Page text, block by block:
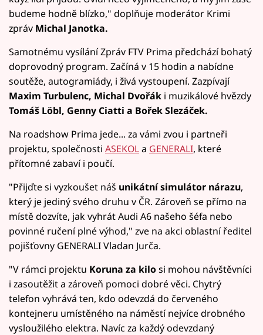
budeme hodně blízko," doplňuje moderátor Krimi
zpráv Michal Janotka.
Samotnému vysílání Zpráv FTV Prima předchází bohatý
doprovodný program. Začíná v 15 hodin a nabídne
soutěže, autogramiády, i živá vystoupení. Zazpívají
Maxim Turbulenc, Michal Dvořák i muzikálové hvězdy
Tomáš Löbl, Genny Ciatti a Bořek Slezáček.
Na roadshow Prima jede... za vámi zvou i partneři
projektu, společnosti ASEKOLa GENERALI, které
přítomné zabaví i poučí.
"Přijďte si vyzkoušet náš unikátní simulátor nárazu,
který je jediný svého druhu v ČR. Zároveň se přímo na
místě dozvíte, jak vyhrát Audi A6 našeho šéfa nebo
povinné ručení plné výhod," zve na akci oblastní ředitel
pojišťovny GENERALI Vladan Jurča.
"V rámci projektu Koruna za kilosi mohou návštěvníci
i zasoutěžit a zároveň pomoci dobré věci. Chytrý
telefon vyhrává ten, kdo odevzdá do červeného
kontejneru umístěného na náměstí nejvíce drobného
vysloužilého elektra. Navíc za každý odevzdaný